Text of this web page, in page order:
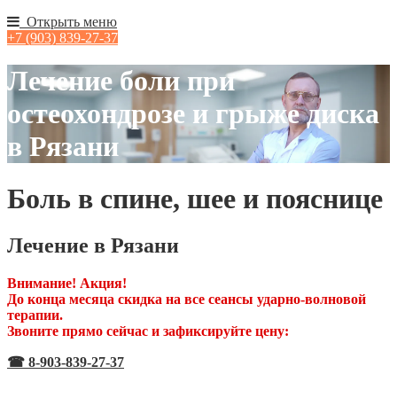
Открыть меню
+7 (903) 839-27-37
Лечение боли при
остеохондрозе и грыже диска
в Рязани
Боль в спине, шее и пояснице
Лечение в Рязани
Внимание! Акция!
До конца месяца скидка на все сеансы ударно-волновой
терапии.
Звоните прямо сейчас и зафиксируйте цену:
☎ 8-903-839-27-37